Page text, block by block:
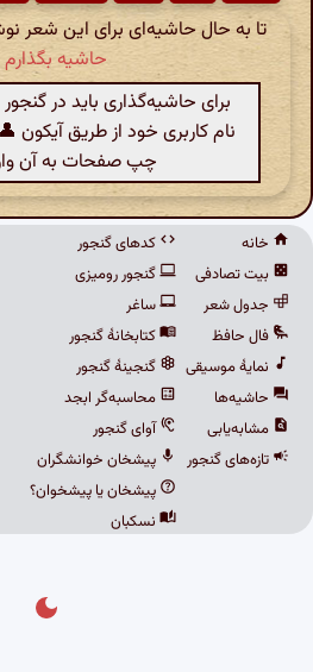
تا به حال حاشیه‌ای برای این شعر
حاشیه
برای حاشیه‌گذاری باید در گنجور
نام کاربری خود از طریق
چپ صفحات به آن
خانه
بیت تصادفی
جدول شعر
فال حافظ
نمایهٔ موسیقی
حاشیه‌ها
مشابه‌یابی
تازه‌های گنجور
کدهای گنجور
گنجور رومیزی
ساغر
کتابخانهٔ گنجور
گنجینهٔ گنجور
محاسبه‌گر ابجد
آوای گنجور
پیشخان خوانشگران
پیشخان یا پیشخوان؟
نسکبان